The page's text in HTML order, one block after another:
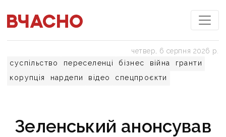
суспільство переселенці бізнес війна
гранти
корупція
нардепи відео спецпроєкти
четвер, 6 серпня 2026 р.
Зеленський анонсував